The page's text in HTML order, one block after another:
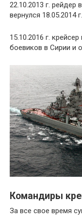
22.10.2013 г.
вернулся 18.05.2014 г.
15.10.2016 г.
боевиков в Сирии и
Командиры
За все свое время